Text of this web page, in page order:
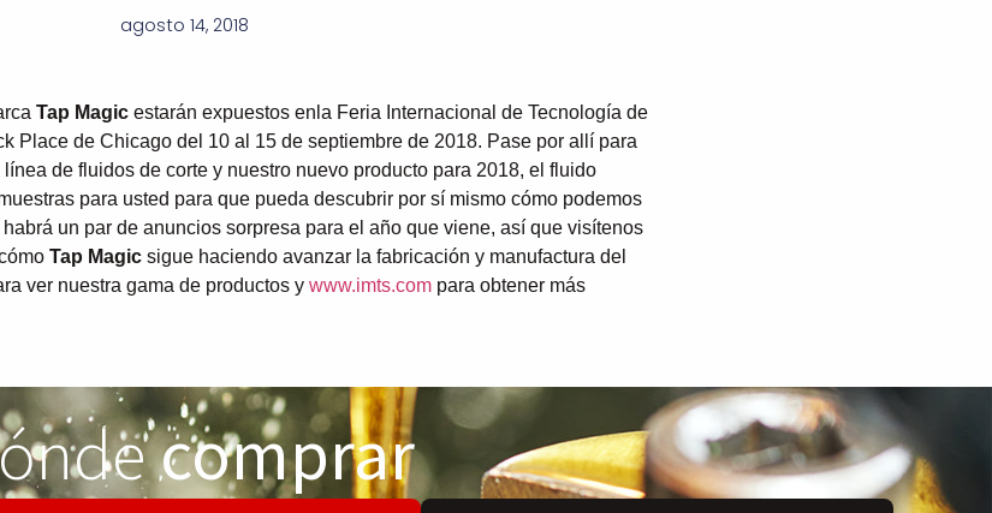
agosto 14, 2018
Tap Magic estarán expuestos enla Feria Internacional de Tecnología de
Place de Chicago del 10 al 15 de septiembre de 2018. Pase por allí para
de fluidos de corte y nuestro nuevo producto para 2018, el fluido
para usted para que pueda descubrir por sí mismo cómo podemos
un par de anuncios sorpresa para el año que viene, así que visítenos
Tap Magic sigue haciendo avanzar la fabricación y manufactura del
ver nuestra gama de productos y www.imts.com para obtener más
comprar